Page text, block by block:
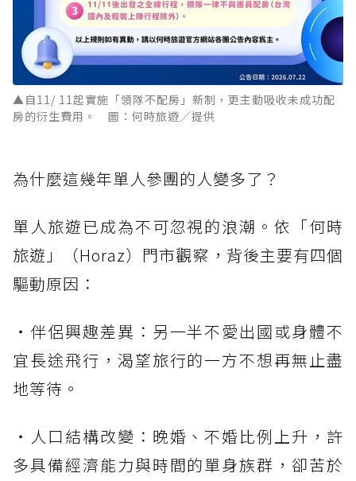
▲自11/ 11起實施「領隊不配房」新制，更主動吸收未成功配
房的衍生費用。 圖：何時旅遊／提供
為什麼這幾年單人參團的人變多了？
單人旅遊已成為不可忽視的浪潮。依「何時
旅遊」（Horaz）門市觀察，背後主要有四個
驅動原因：
・伴侶興趣差異：另一半不愛出國或身體不
宜長途飛行，渴望旅行的一方不想再無止盡
地等待。
・人口結構改變：晚婚、不婚比例上升，許
多具備經濟能力與時間的單身族群，卻苦於